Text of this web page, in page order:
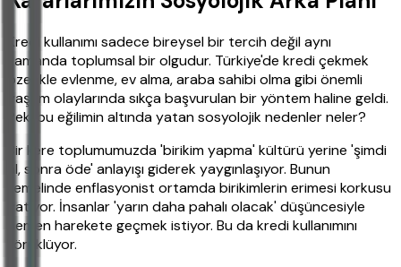
Kredi kullanımı sadece bireysel bir tercih değil aynı
zamanda toplumsal bir olgudur. Türkiye'de kredi çekmek
özellikle evlenme, ev alma, araba sahibi olma gibi önemli
yaşam olaylarında sıkça başvurulan bir yöntem haline geldi.
Peki bu eğilimin altında yatan sosyolojik nedenler neler?
Bir kere toplumumuzda 'birikim yapma' kültürü yerine 'şimdi
al, sonra öde' anlayışı giderek yaygınlaşıyor. Bunun
temelinde enflasyonist ortamda birikimlerin erimesi korkusu
yatıyor. İnsanlar 'yarın daha pahalı olacak' düşüncesiyle
hemen harekete geçmek istiyor. Bu da kredi kullanımını
körüklüyor.